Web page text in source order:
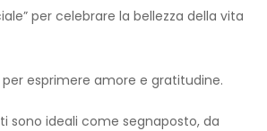
per celebrare la bellezza della vita
esprimere amore e gratitudine.
sono ideali come segnaposto, da